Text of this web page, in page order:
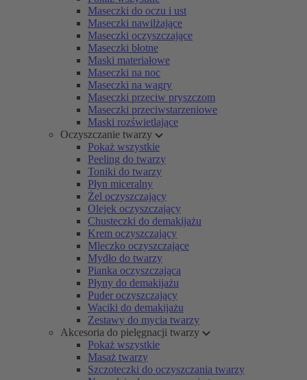
Maseczki do oczu i ust
Maseczki nawilżające
Maseczki oczyszczające
Maseczki błotne
Maski materiałowe
Maseczki na noc
Maseczki na wągry
Maseczki przeciw pryszczom
Maseczki przeciwstarzeniowe
Maski rozświetlające
Oczyszczanie twarzy
Pokaż wszystkie
Peeling do twarzy
Toniki do twarzy
Płyn miceralny
Żel oczyszczający
Olejek oczyszczający
Chusteczki do demakijażu
Krem oczyszczający
Mleczko oczyszczające
Mydło do twarzy
Pianka oczyszczająca
Płyny do demakijażu
Puder oczyszczający
Waciki do demakijażu
Zestawy do mycia twarzy
Akcesoria do pielęgnacji twarzy
Pokaż wszystkie
Masaż twarzy
Szczoteczki do oczyszczania twarzy